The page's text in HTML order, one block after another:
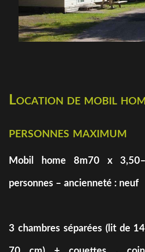
Location de mobil
personnes maximum
Mobil home 8m70 x
personnes – ancienneté : neuf
3 chambres séparées (lit de